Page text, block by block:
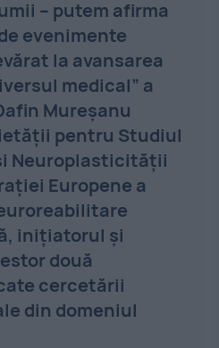
– putem afirma
evenimente
la avansarea
medical” a
Mureșanu
pentru Studiul
Neuroplasticităţii
Europene a
inițiatorul și
două
cercetării
din domeniul